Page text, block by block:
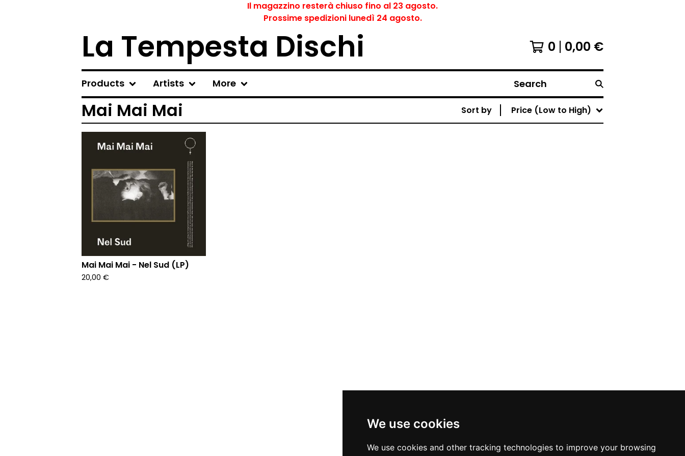
We use cookies
We use cookies and other tracking technologies to improve your browsing
Il magazzino resterà chiuso fino al 23 agosto.
Prossime spedizioni lunedì 24 agosto.
La Tempesta Dischi 0 0,00 €
Products Artists More Search
Mai Mai Mai Sort by Price (Low to High)
Mai Mai Mai - Nel Sud (LP)
20,00 €